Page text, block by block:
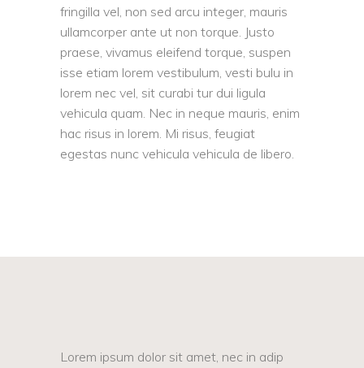
fringilla vel, non sed arcu integer, mauris
ullamcorper ante ut non torque. Justo
praese, vivamus eleifend torque, suspen
isse etiam lorem vestibulum, vesti bulu in
lorem nec vel, sit curabi tur dui ligula
vehicula quam. Nec in neque mauris, enim
hac risus in lorem. Mi risus, feugiat
egestas nunc vehicula vehicula de libero.
Lorem ipsum dolor sit amet, nec in adip